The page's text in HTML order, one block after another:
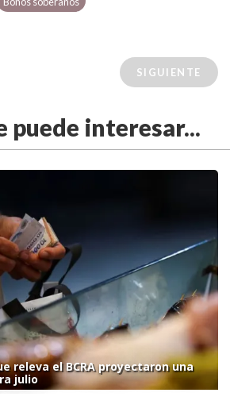
SIGUIENTE
puede interesar...
releva el BCRA proyectaron una
julio